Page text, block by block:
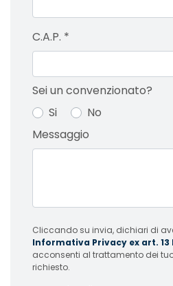
C.A.P. *
Sei un convenzionato?
Si
No
Messaggio
Cliccando su invia, dichiari di
Informativa Privacy ex art. 13
acconsenti al trattamento dei
richiesto.